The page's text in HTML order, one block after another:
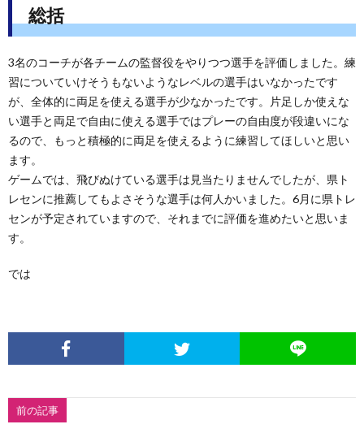
総括
3名のコーチが各チームの監督役をやりつつ選手を評価しました。練
習についていけそうもないようなレベルの選手はいなかったです
が、全体的に両足を使える選手が少なかったです。片足しか使えな
い選手と両足で自由に使える選手ではプレーの自由度が段違いにな
るので、もっと積極的に両足を使えるように練習してほしいと思い
ます。
ゲームでは、飛びぬけている選手は見当たりませんでしたが、県ト
レセンに推薦してもよさそうな選手は何人かいました。6月に県トレ
センが予定されていますので、それまでに評価を進めたいと思いま
す。
では
前の記事